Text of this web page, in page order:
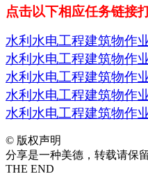
点击以下相应任务链接
水利水电工程建筑物作
水利水电工程建筑物作
水利水电工程建筑物作
水利水电工程建筑物作
水利水电工程建筑物作
© 版权声明
分享是一种美德，转载请保
THE END